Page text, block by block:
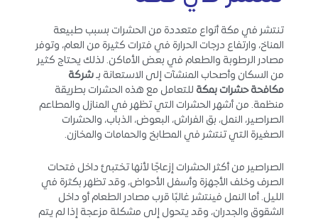
تنتشر في مكة أنواع متعددة من الحشرات بسبب طبيعة
المناخ، وارتفاع درجات الحرارة في فترات كثيرة من العام، وتوفر
مصادر الرطوبة والطعام في بعض الأماكن. لذلك يحتاج كثير
من السكان وأصحاب المنشآت إلى الاستعانة بـشركة
مكافحة حشرات بمكة للتعامل مع هذه الحشرات بطريقة
منظمة. من أشهر الحشرات التي تظهر في المنازل والمطاعم
الصراصير، النمل، بق الفراش، البعوض، الذباب، والحشرات
الصغيرة التي تنتشر في المطابخ والحمامات والمخازن.
الصراصير من أكثر الحشرات إزعاجًا لأنها تختبئ داخل فتحات
الصرف وخلف الأجهزة وأسفل الأحواض، وقد تظهر بكثرة في
الليل. أما النمل فينتشر غالبًا قرب مصادر الطعام أو داخل
الشقوق والجدران، وقد يتحول إلى مشكلة مزعجة إذا لم يتم